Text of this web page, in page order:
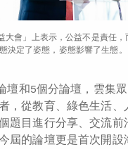
大會」上表示，公益不是責任
決定了姿態，姿態影響了生態。
壇和5個分論壇，雲集眾
，從教育、綠色生活、
題目進行分享、交流前
屆的論壇更是首次開設